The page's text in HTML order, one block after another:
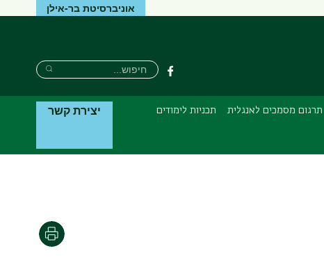
אוניברסיטת בר-אילן
פייסבוק
חיפוש
חיפוש
חיפוש
תרגום מסמכים לאנגלית תכניות לימודים יצירת קשר
הדפסה